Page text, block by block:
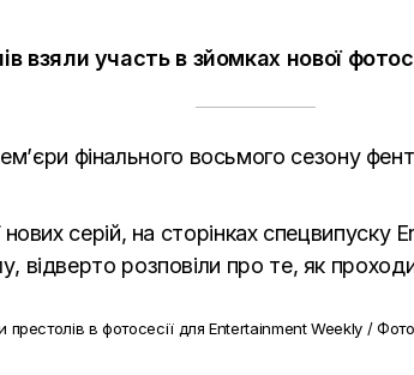
взяли участь в зйомках нової
фінального восьмого сезону
нових серій, на сторінках
відверто розповіли про те, як
престолів в фотосесії для Entertainment Weekly /